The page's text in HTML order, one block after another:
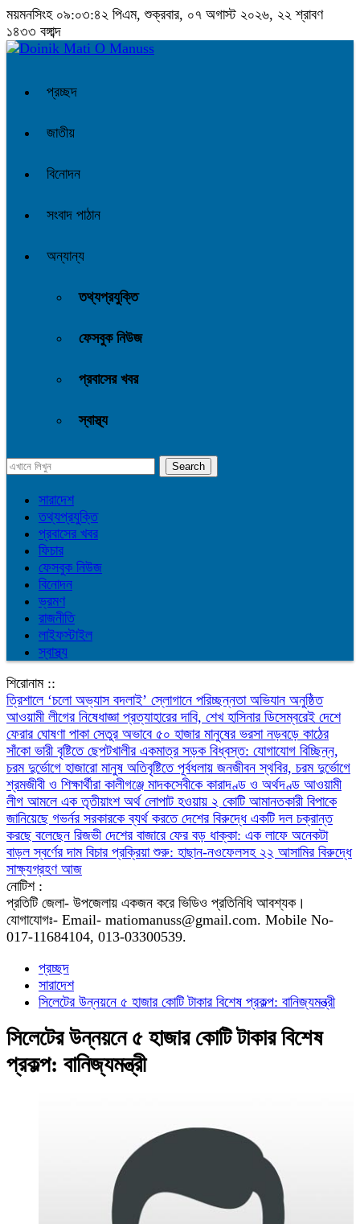
ময়মনসিংহ ০৯:০৩:৪৩ পিএম, শুক্রবার, ০৭ অগাস্ট ২০২৬, ২২ শ্রাবণ
১৪৩৩ বঙ্গাব্দ
প্রচ্ছদ
জাতীয়
বিনোদন
সংবাদ পাঠান
অন্যান্য
তথ্যপ্রযুক্তি
ফেসবুক নিউজ
প্রবাসের খবর
স্বাস্থ্য
সারাদেশ
তথ্যপ্রযুক্তি
প্রবাসের খবর
ফিচার
ফেসবুক নিউজ
বিনোদন
ভ্রমণ
রাজনীতি
লাইফস্টাইল
স্বাস্থ্য
শিরোনাম ::
‎ত্রিশালে ‘চলো অভ্যাস বদলাই’ স্লোগানে পরিচ্ছন্নতা অভিযান অনুষ্ঠিত
আওয়ামী লীগের নিষেধাজ্ঞা প্রত্যাহারের দাবি, শেখ হাসিনার ডিসেম্বরেই দেশে
ফেরার ঘোষণা পাকা সেতুর অভাবে ৫০ হাজার মানুষের ভরসা নড়বড়ে কাঠের
সাঁকো ভারী বৃষ্টিতে ছেপটখালীর একমাত্র সড়ক বিধ্বস্ত: যোগাযোগ বিচ্ছিন্ন,
চরম দুর্ভোগে হাজারো মানুষ অতিবৃষ্টিতে পূর্বধলায় জনজীবন স্থবির, চরম দুর্ভোগে
শ্রমজীবী ও শিক্ষার্থীরা কালীগঞ্জে মাদকসেবীকে কারাদণ্ড ও অর্থদণ্ড আওয়ামী
লীগ আমলে এক তৃতীয়াংশ অর্থ লোপাট হওয়ায় ২ কোটি আমানতকারী বিপাকে
জানিয়েছে গভর্নর সরকারকে ব্যর্থ করতে দেশের বিরুদ্ধে একটি দল চক্রান্ত
করছে বলেছেন রিজভী দেশের বাজারে ফের বড় ধাক্কা: এক লাফে অনেকটা
বাড়ল স্বর্ণের দাম বিচার প্রক্রিয়া শুরু: হাছান-নওফেলসহ ২২ আসামির বিরুদ্ধে
সাক্ষ্যগ্রহণ আজ
নোটিশ :
প্রতিটি জেলা- উপজেলায় একজন করে ভিডিও প্রতিনিধি আবশ্যক।
যোগাযোগঃ- Email- matiomanuss@gmail.com. Mobile No-
017-11684104, 013-03300539.
প্রচ্ছদ
সারাদেশ
সিলেটের উন্নয়নে ৫ হাজার কোটি টাকার বিশেষ প্রকল্প: বানিজ্যমন্ত্রী
সিলেটের উন্নয়নে ৫ হাজার কোটি টাকার বিশেষ
প্রকল্প: বানিজ্যমন্ত্রী